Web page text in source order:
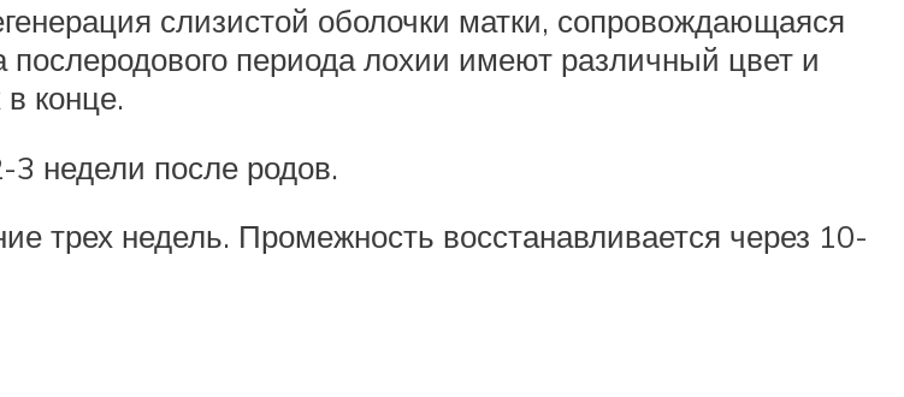
слизистой оболочки матки, сопровождающаяся
периода лохии имеют различный цвет и
конце.
недели после родов.
трех недель. Промежность восстанавливается через 10-